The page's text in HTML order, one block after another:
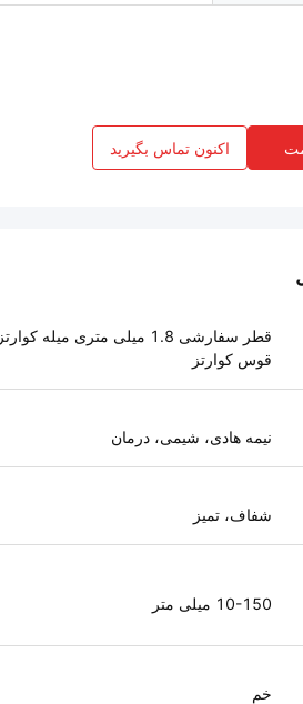
اکنون تماس بگیرید
قطر سفارشی 1.8 میلی متری میله کوارتز
قوس کوارتز
نیمه هادی، شیمی، درمان
شفاف، تمیز
10-150 میلی متر
خم